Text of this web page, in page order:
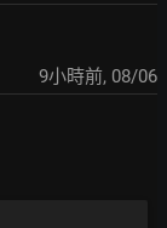
9小時前, 08/06